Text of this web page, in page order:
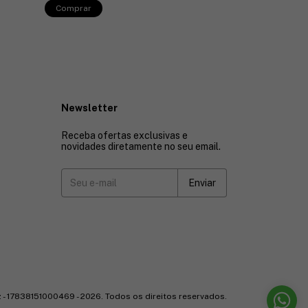
Comprar
Newsletter
Receba ofertas exclusivas e
novidades diretamente no seu email.
- 17838151000469 - 2026. Todos os direitos reservados.